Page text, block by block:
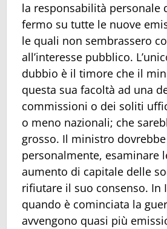
la responsabilità personale
fermo su tutte le nuove
le quali non sembrassero
all’interesse pubblico.
dubbio è il timore che il
questa sua facoltà ad una
commissioni o dei soliti
o meno nazionali; che
grosso. Il ministro
personalmente, esaminare
aumento di capitale delle
rifiutare il suo consenso. In
quando è cominciata la
avvengono quasi più